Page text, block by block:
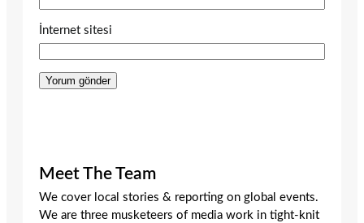
İnternet sitesi
Meet The Team
We cover local stories & reporting on global events.
We are three musketeers of media work in tight-knit